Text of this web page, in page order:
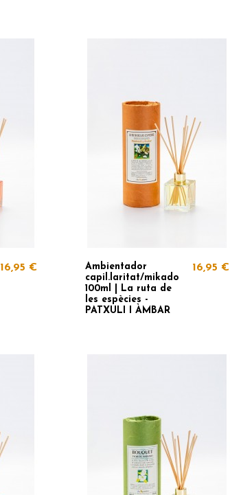
16,95 €
Ambientador
capil.laritat/mikado
100ml | La ruta de
les espècies -
PATXULI I ÀMBAR
16,95 €